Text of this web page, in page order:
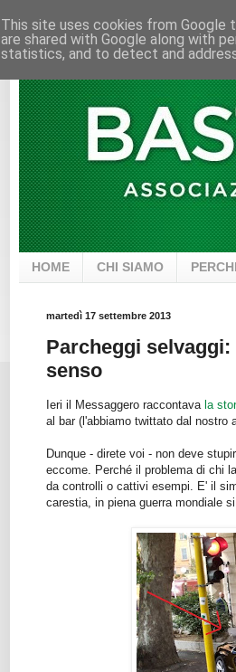
HOME CHI SIAMO
martedì 17 settembre 2013
Parcheggi
senso
Ieri il Messaggero raccontava la
al bar (l'abbiamo twittato dal nostro
Dunque - direte voi - non deve
eccome. Perché il problema di chi
da controlli o cattivi esempi. E' il
carestia, in piena guerra mondiale
This site uses cookies from Google
are shared with Google along with
statistics, and to detect and